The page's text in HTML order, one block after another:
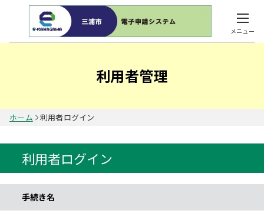
メニュー
利用者管理
ホーム 利用者ログイン
利用者ログイン
手続き名